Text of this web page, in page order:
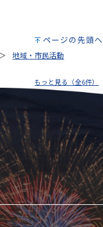
ページの先頭へ
地域・市民活動
もっと見る（全6件）